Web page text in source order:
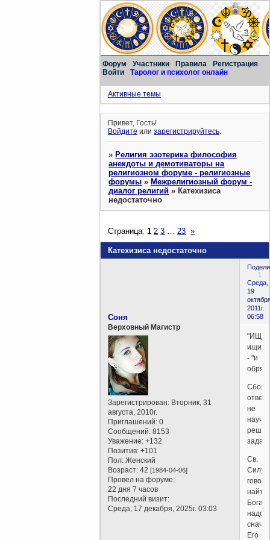
Форум Участники Правила
Регистрация
Войти
Таролог и психолог онлайн
Активные темы
Привет, Гость!
Войдите илизарегистрируйтесь.
»Религия эзотерика философия
анекдоты и демотиваторы на
религиозном форуме - религиозные
форумы »Межрелигиозный форум -
диалог религий »Катехизиса
недостаточно
Катехизиса недостаточно
Страница:1 2 3 23 »
1
Среда,
19
2011г.
06:58
Соня
Верховный Магистр
Зарегистрирован: Вторник, 31
августа, 2010г.
Приглашений: 0
Сообщений: 8153
Уважение: +132
Позитив: +101
Пол: Женский
Возраст: 42[1984-04-06]
Провел на форуме:
22 дня 7 часов
Последний визит:
Среда, 17 декабря, 2025г. 03:03
- "и
не
научит
Св.
найти
Бога
надо
Его